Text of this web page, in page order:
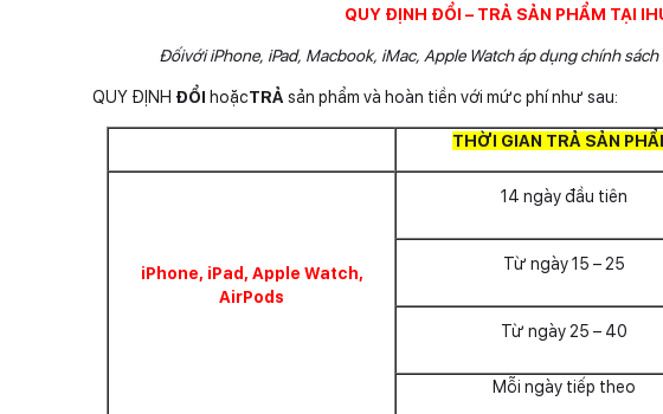
QUY ĐỊNH ĐỔI – TRẢ SẢN PHẨM TẠI
Đốivới iPhone, iPad, Macbook, iMac, Apple Watch áp dụng chính
QUY ĐỊNH ĐỔI hoặcTRẢ sản phẩm và hoàn tiền với mức phí như sau:
THỜI GIAN TRẢ SẢN
iPhone, iPad, Apple Watch,
AirPods
14 ngày đầu tiên
Từ ngày 15 – 25
Từ ngày 25 – 40
Mỗi ngày tiếp theo